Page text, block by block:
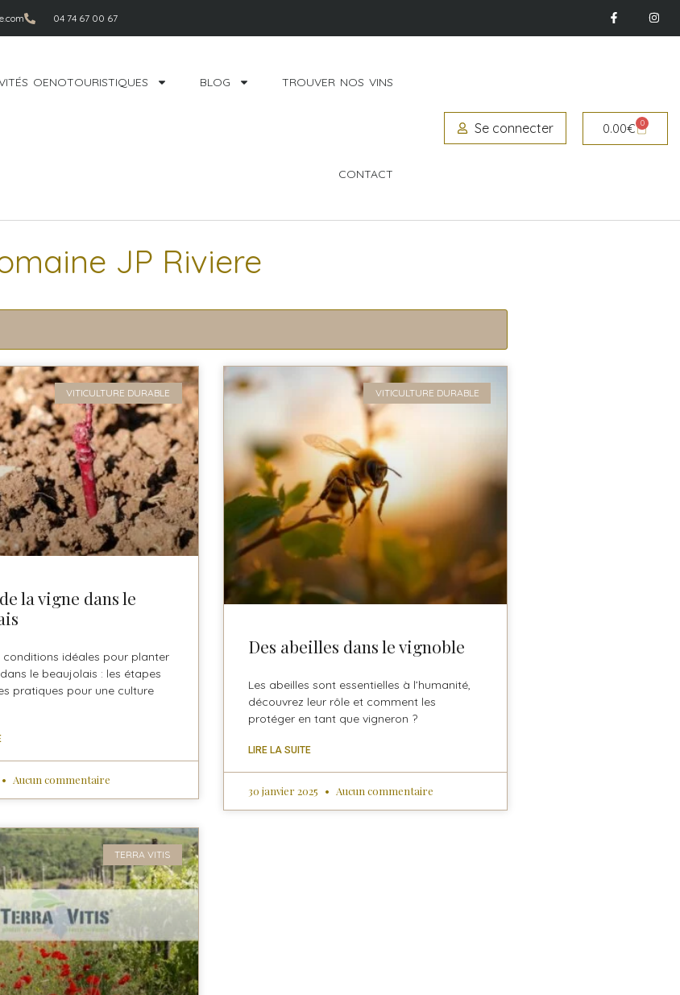
04 74 67 00 67
OENOTOURISTIQUES BLOG TROUVER NOS VINS
CONTACT
Se connecter 0.00€ 0
JP Riviere
VITICULTURE DURABLE
la vigne dans le
conditions idéales pour planter
le beaujolais : les étapes
pratiques pour une culture
Aucun commentaire
VITICULTURE DURABLE
Des abeilles dans le vignoble
Les abeilles sont essentielles à l’humanité,
découvrez leur rôle et comment les
protéger en tant que vigneron ?
LIRE LA SUITE
30 janvier 2025 Aucun commentaire
TERRA VITIS